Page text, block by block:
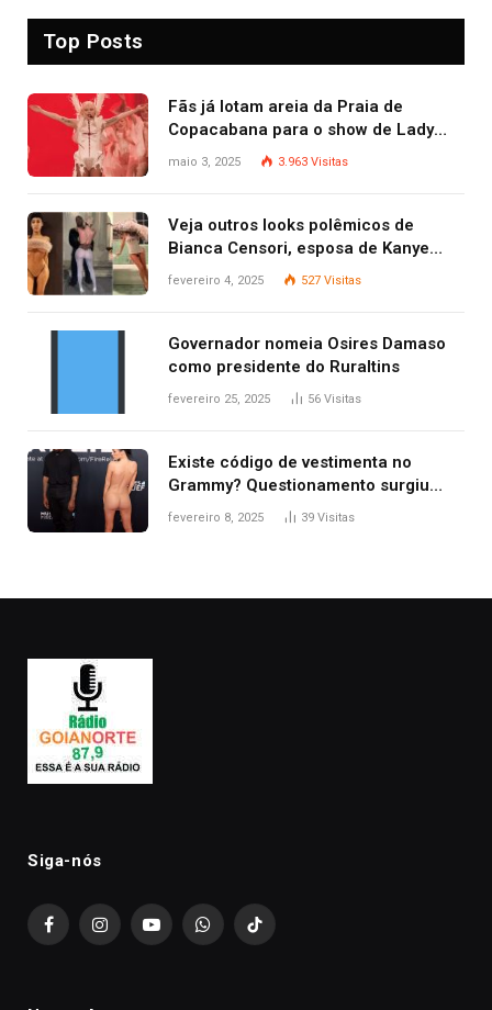
Top Posts
Fãs já lotam areia da Praia de
Copacabana para o show de Lady
Gaga
maio 3, 2025 3.963 Visitas
Veja outros looks polêmicos de
Bianca Censori, esposa de Kanye
West que apareceu nua no Grammy
fevereiro 4, 2025 527 Visitas
Governador nomeia Osires Damaso
como presidente do Ruraltins
fevereiro 25, 2025 56 Visitas
Existe código de vestimenta no
Grammy? Questionamento surgiu
após Bianca Censori, mulher de
fevereiro 8, 2025 39 Visitas
Siga-nós
FacebookInstagramYouTubeWhatsAppTikTok